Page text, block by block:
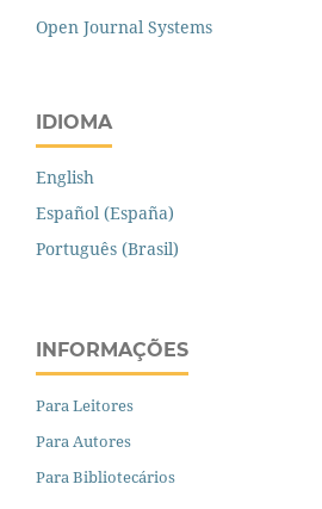
Open Journal Systems
IDIOMA
English
Español (España)
Português (Brasil)
INFORMAÇÕES
Para Leitores
Para Autores
Para Bibliotecários